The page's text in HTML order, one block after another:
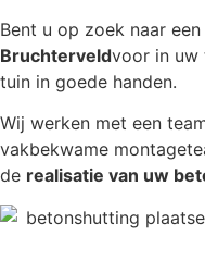
Bent u op zoek naar een
Bruchterveldvoor in uw
tuin in goede handen.
Wij werken met een
vakbekwame
de realisatie van uw